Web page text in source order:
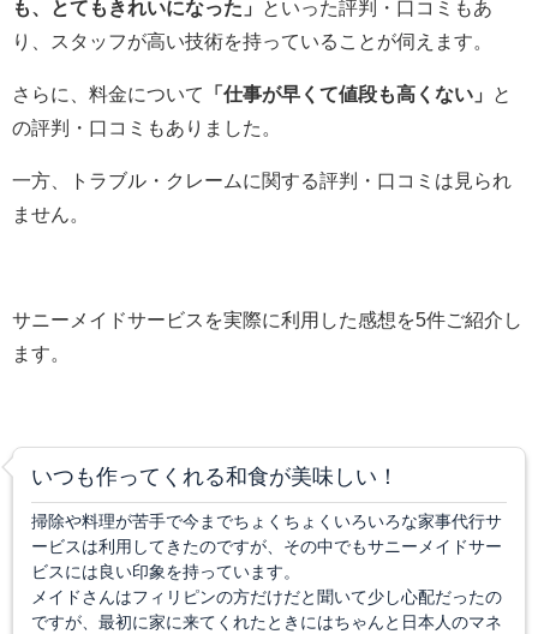
も、とてもきれいになった」
といった評判・口コミもあ
り、スタッフが高い技術を持っていることが伺えます。
さらに、料金について 「仕事が早くて値段も高くない」
と
の評判・口コミもありました。
一方、トラブル・クレームに関する評判・口コミは見られ
ません。
サニーメイドサービスを実際に利用した感想を5件ご紹介し
ます。
いつも作ってくれる和食が美味しい！
掃除や料理が苦手で今までちょくちょくいろいろな家事代行サ
ービスは利用してきたのですが、その中でもサニーメイドサー
ビスには良い印象を持っています。
メイドさんはフィリピンの方だけだと聞いて少し心配だったの
ですが、最初に家に来てくれたときにはちゃんと日本人のマネ